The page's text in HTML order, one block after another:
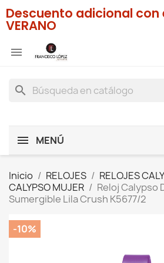
Descuento adicional con
VERANO

search
MENÚ
Inicio RELOJES RELOJES
CALYPSO MUJER
Reloj Calypso
Sumergible Lila Crush K5677/2
-10%